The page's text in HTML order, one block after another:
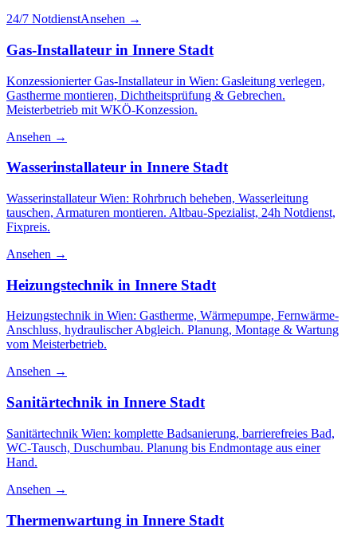
24/7 NotdienstAnsehen →
Gas-Installateur in Innere Stadt
Konzessionierter Gas-Installateur in Wien: Gasleitung verlegen,
Gastherme montieren, Dichtheitsprüfung & Gebrechen.
Meisterbetrieb mit WKÖ-Konzession.
Ansehen →
Wasserinstallateur in Innere Stadt
Wasserinstallateur Wien: Rohrbruch beheben, Wasserleitung
tauschen, Armaturen montieren. Altbau-Spezialist, 24h Notdienst,
Fixpreis.
Ansehen →
Heizungstechnik in Innere Stadt
Heizungstechnik in Wien: Gastherme, Wärmepumpe, Fernwärme-
Anschluss, hydraulischer Abgleich. Planung, Montage & Wartung
vom Meisterbetrieb.
Ansehen →
Sanitärtechnik in Innere Stadt
Sanitärtechnik Wien: komplette Badsanierung, barrierefreies Bad,
WC-Tausch, Duschumbau. Planung bis Endmontage aus einer
Hand.
Ansehen →
Thermenwartung in Innere Stadt